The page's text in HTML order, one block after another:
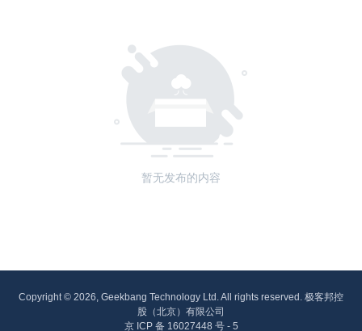
暂无发布的内容
Copyright © 2026, Geekbang Technology Ltd. All rights reserved. 极客邦控
股（北京）有限公司
京 ICP 备 16027448 号 - 5